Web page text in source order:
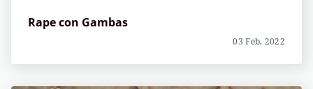
Rape con Gambas
03 Feb, 2022